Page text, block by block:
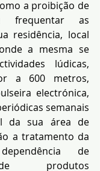
a proibição de
frequentar as
residência, local
a mesma se
lúdicas,
a 600 metros,
electrónica,
semanais
da sua área de
a tratamento da
de
produtos